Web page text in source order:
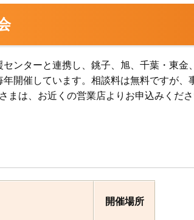
ンターと連携し、銚子、旭、千葉・東金
開催しています。相談料は無料ですが、
まは、お近くの営業店よりお申込みくださ
開催場所